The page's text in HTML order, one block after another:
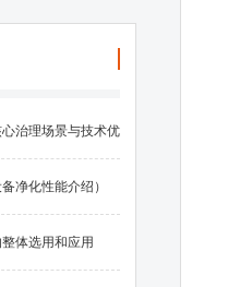
治理场景与技术优
净化性能介绍）
体选用和应用